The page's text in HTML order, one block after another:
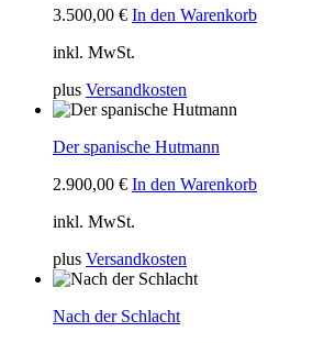
3.500,00 € In den Warenkorb
inkl. MwSt.
plus Versandkosten
Der spanische Hutmann
2.900,00 € In den Warenkorb
inkl. MwSt.
plus Versandkosten
Nach der Schlacht